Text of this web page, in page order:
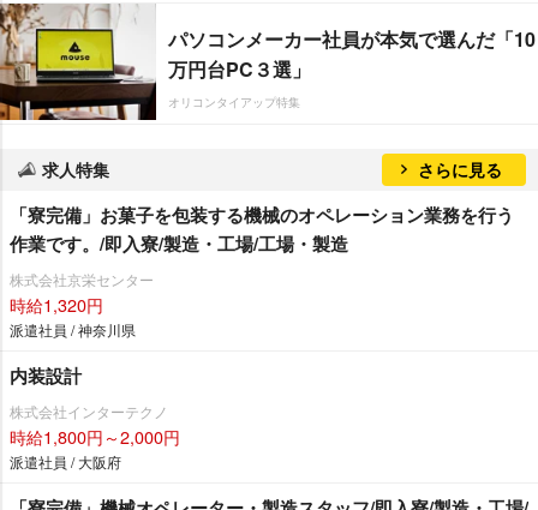
パソコンメーカー社員が本気で選んだ「10
万円台PC３選」
オリコンタイアップ特集
求人特集 さらに見る
「寮完備」お菓子を包装する機械のオペレーション業務を行う
作業です。/即入寮/製造・工場/工場・製造
株式会社京栄センター
時給1,320円
派遣社員 / 神奈川県
内装設計
株式会社インターテクノ
時給1,800円～2,000円
派遣社員 / 大阪府